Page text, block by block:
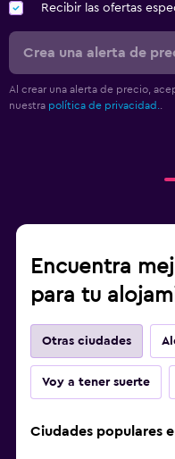
Recibir las ofertas
Crea una alerta de
Al crear una alerta de precio,
nuestra política de privacidad.
Encuentra
para tu
Otras ciudades
Voy a tener suerte
Ciudades populares